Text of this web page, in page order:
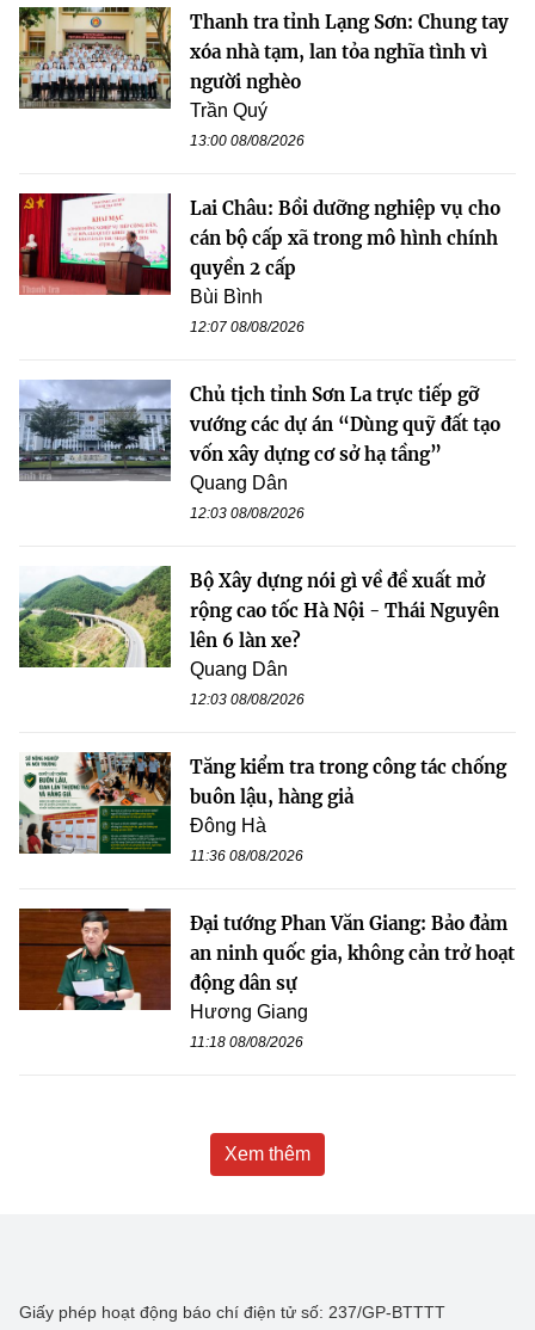
Thanh tra tỉnh Lạng Sơn: Chung tay
xóa nhà tạm, lan tỏa nghĩa tình vì
người nghèo
Trần Quý
13:00 08/08/2026
Lai Châu: Bồi dưỡng nghiệp vụ cho
cán bộ cấp xã trong mô hình chính
quyền 2 cấp
Bùi Bình
12:07 08/08/2026
Chủ tịch tỉnh Sơn La trực tiếp gỡ
vướng các dự án “Dùng quỹ đất tạo
vốn xây dựng cơ sở hạ tầng”
Quang Dân
12:03 08/08/2026
Bộ Xây dựng nói gì về đề xuất mở
rộng cao tốc Hà Nội - Thái Nguyên
lên 6 làn xe?
Quang Dân
12:03 08/08/2026
Tăng kiểm tra trong công tác chống
buôn lậu, hàng giả
Đông Hà
11:36 08/08/2026
Đại tướng Phan Văn Giang: Bảo đảm
an ninh quốc gia, không cản trở hoạt
động dân sự
Hương Giang
11:18 08/08/2026
Xem thêm
Giấy phép hoạt động báo chí điện tử số: 237/GP-BTTTT